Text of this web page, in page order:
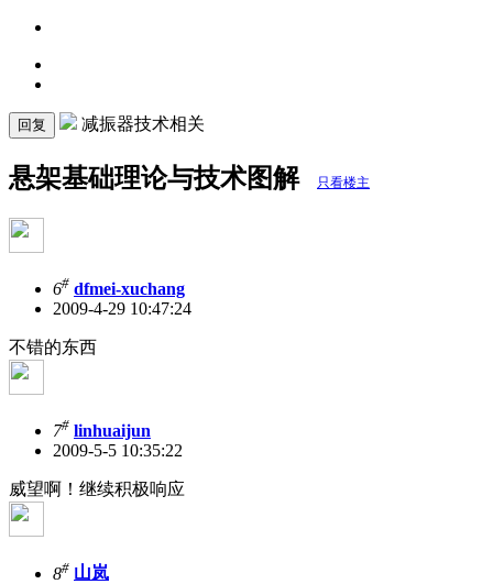
回复 减振器技术相关
悬架基础理论与技术图解 只看楼主
6# dfmei-xuchang
2009-4-29 10:47:24
不错的东西
7# linhuaijun
2009-5-5 10:35:22
威望啊！继续积极响应
8# 山岚